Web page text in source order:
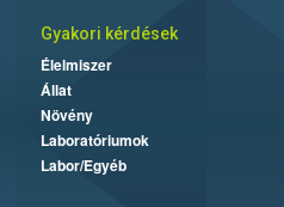
Gyakori kérdések
Élelmiszer
Állat
Növény
Laboratóriumok
Labor/Egyéb